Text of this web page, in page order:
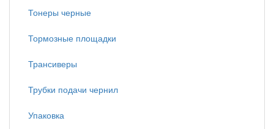
Тонеры черные
Тормозные площадки
Трансиверы
Трубки подачи чернил
Упаковка